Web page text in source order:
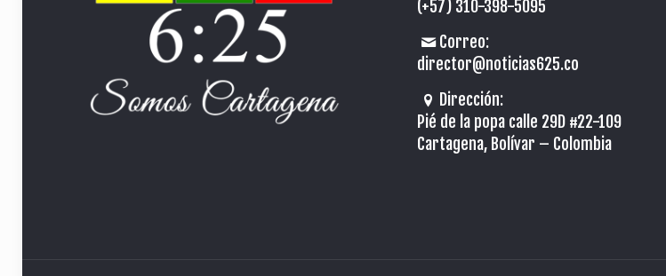
(+57) 310-398-5095
Correo:
director@noticias625.co
Dirección:
Pié de la popa calle 29D #22-109
Cartagena, Bolívar – Colombia